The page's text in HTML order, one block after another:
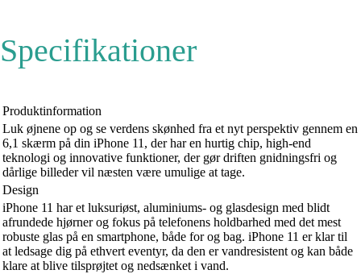
Specifikationer
Produktinformation
Luk øjnene op og se verdens skønhed fra et nyt perspektiv gennem en
6,1 skærm på din iPhone 11, der har en hurtig chip, high-end
teknologi og innovative funktioner, der gør driften gnidningsfri og
dårlige billeder vil næsten være umulige at tage.
Design
iPhone 11 har et luksuriøst, aluminiums- og glasdesign med blidt
afrundede hjørner og fokus på telefonens holdbarhed med det mest
robuste glas på en smartphone, både for og bag. iPhone 11 er klar til
at ledsage dig på ethvert eventyr, da den er vandresistent og kan både
klare at blive tilsprøjtet og nedsænket i vand.